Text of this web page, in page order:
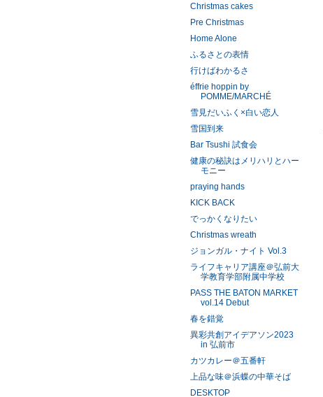
Christmas cakes
Pre Christmas
Home Alone
ふるさとの表情
行けばわかるさ
éffrie hoppin by
POMME/MARCHÉ
雪見だいふく×白い恋人
雪国到来
Bar Tsushi 試食会
健康の秘訣はメリハリとハー
モニー
praying hands
KICK BACK
でっかくなりたい
Christmas wreath
ジョンガル・ナイト Vol.3
ライフキャリア講座＠弘前大
学教育学部附属中学校
PASS THE BATON MARKET
vol.14 Debut
春を錯覚
異彩共創アイデアソン2023
in 弘前市
カツカレー＠五番軒
上品な味＠浜蝶の中華そば
DESKTOP